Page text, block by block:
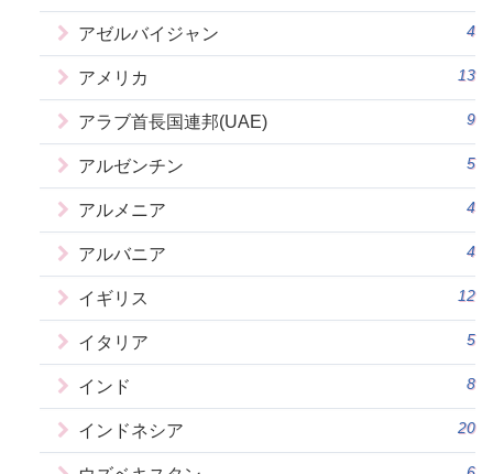
アゼルバイジャン 4
アメリカ 13
アラブ首長国連邦(UAE) 9
アルゼンチン 5
アルメニア 4
アルバニア 4
イギリス 12
イタリア 5
インド 8
インドネシア 20